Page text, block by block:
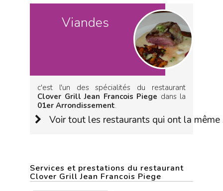
Viandes
c'est l'un des spécialités du restaurant
Clover Grill Jean Francois Piege dans la
01er Arrondissement.
Voir tout les restaurants qui ont la même
Services et prestations du restaurant
Clover Grill Jean Francois Piege